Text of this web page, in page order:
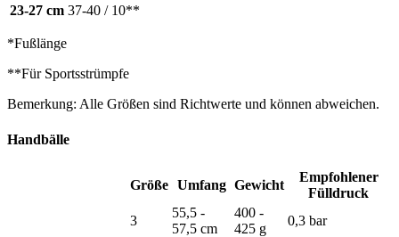
23-27 cm 37-40 / 10**
*Fußlänge
**Für Sportsstrümpfe
Bemerkung: Alle Größen sind Richtwerte und können abweichen.
Handbälle
Größe Umfang Gewicht
Empfohlener
Fülldruck
3
55,5 -
57,5 cm
400 -
425 g
0,3 bar